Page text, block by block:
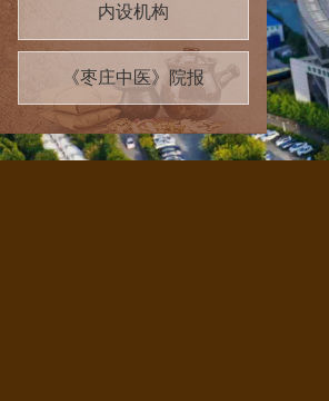
内设机构
《枣庄中医》院报